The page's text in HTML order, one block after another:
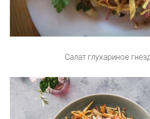
Салат глухариное